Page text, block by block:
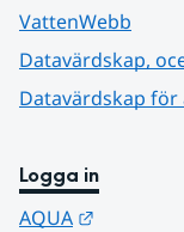
VattenWebb
Datavärdskap,
Datavärdskap
Logga in
AQUA